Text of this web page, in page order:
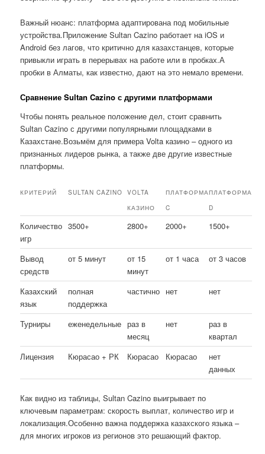
Важный нюанс: платформа адаптирована под мобильные
устройства.Приложение Sultan Cazino работает на iOS и
Android без лагов, что критично для казахстанцев, которые
привыкли играть в перерывах на работе или в пробках.А
пробки в Алматы, как известно, дают на это немало времени.
Сравнение Sultan Cazino с другими платформами
Чтобы понять реальное положение дел, стоит сравнить
Sultan Cazino с другими популярными площадками в
Казахстане.Возьмём для примера Volta казино – одного из
признанных лидеров рынка, а также две другие известные
платформы.
КРИТЕРИЙ SULTAN CAZINO
VOLTA
КАЗИНО
ПЛАТФОРМА
C
ПЛАТФОРМА
D
Количество
игр
3500+ 2800+ 2000+ 1500+
Вывод
средств
от 5 минут
от 15
минут
от 1 часа от 3 часов
Казахский
язык
полная
поддержка
частично нет нет
Турниры еженедельные раз в
месяц
нет
раз в
квартал
Лицензия
Кюрасао + РК Кюрасао Кюрасао
нет
данных
Как видно из таблицы, Sultan Cazino выигрывает по
ключевым параметрам: скорость выплат, количество игр и
локализация.Особенно важна поддержка казахского языка –
для многих игроков из регионов это решающий фактор.